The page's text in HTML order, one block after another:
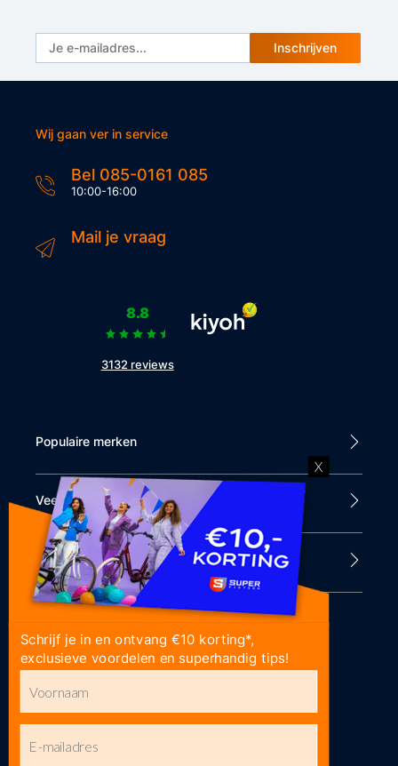
Inschrijven
Wij gaan ver in service
Bel 085-0161 085
10:00-16:00
Mail je vraag
8.8
3132 reviews
Populaire merken
Veel bezocht
Klantenservice
X
Schrijf je in en ontvang €10 korting*,
exclusieve voordelen en superhandig tips!